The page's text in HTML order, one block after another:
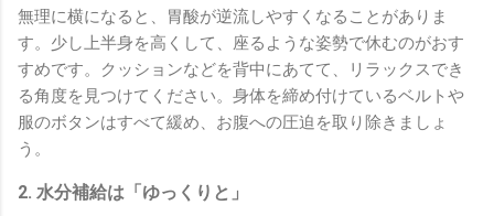
無理に横になると、胃酸が逆流しやすくなることがありま
す。少し上半身を高くして、座るような姿勢で休むのがおす
すめです。クッションなどを背中にあてて、リラックスでき
る角度を見つけてください。身体を締め付けているベルトや
服のボタンはすべて緩め、お腹への圧迫を取り除きましょ
う。
2. 水分補給は「ゆっくりと」